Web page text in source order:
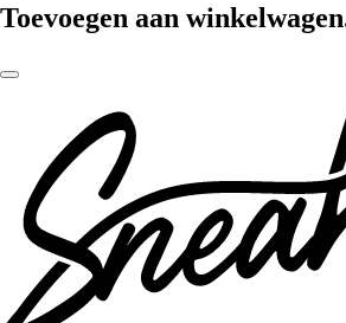
Toevoegen aan